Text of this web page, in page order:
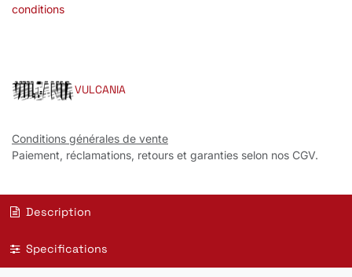
conditions
VULCANIA
Conditions générales de vente
Paiement, réclamations, retours et garanties selon nos CGV.
Description
Specifications